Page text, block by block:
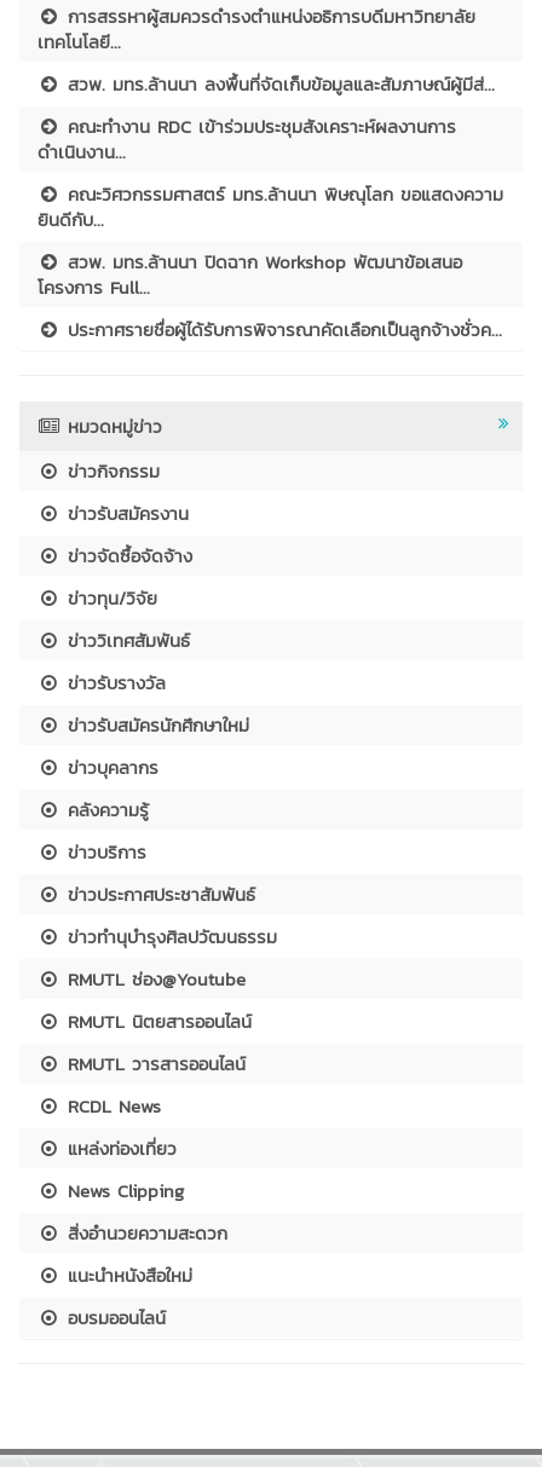
การสรรหาผู้สมควรดำรงตำแหน่งอธิการบดีมหาวิทยาลัย
เทคโนโลยี...
สวพ. มทร.ล้านนา ลงพื้นที่จัดเก็บข้อมูลและสัมภาษณ์ผู้มีส่...
คณะทำงาน RDC เข้าร่วมประชุมสังเคราะห์ผลงานการ
ดำเนินงาน...
คณะวิศวกรรมศาสตร์ มทร.ล้านนา พิษณุโลก ขอแสดงความ
ยินดีกับ...
สวพ. มทร.ล้านนา ปิดฉาก Workshop พัฒนาข้อเสนอ
โครงการ Full...
ประกาศรายชื่อผู้ได้รับการพิจารณาคัดเลือกเป็นลูกจ้างชั่วค...
หมวดหมู่ข่าว
ข่าวกิจกรรม
ข่าวรับสมัครงาน
ข่าวจัดซื้อจัดจ้าง
ข่าวทุน/วิจัย
ข่าววิเทศสัมพันธ์
ข่าวรับรางวัล
ข่าวรับสมัครนักศึกษาใหม่
ข่าวบุคลากร
คลังความรู้
ข่าวบริการ
ข่าวประกาศประชาสัมพันธ์
ข่าวทำนุบำรุงศิลปวัฒนธรรม
RMUTL ช่อง@Youtube
RMUTL นิตยสารออนไลน์
RMUTL วารสารออนไลน์
RCDL News
แหล่งท่องเที่ยว
News Clipping
สิ่งอำนวยความสะดวก
แนะนำหนังสือใหม่
อบรมออนไลน์